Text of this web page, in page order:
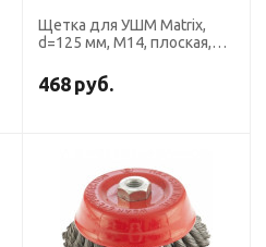
Щетка для УШМ Matrix,
d=125 мм, М14, плоская,
468 руб.